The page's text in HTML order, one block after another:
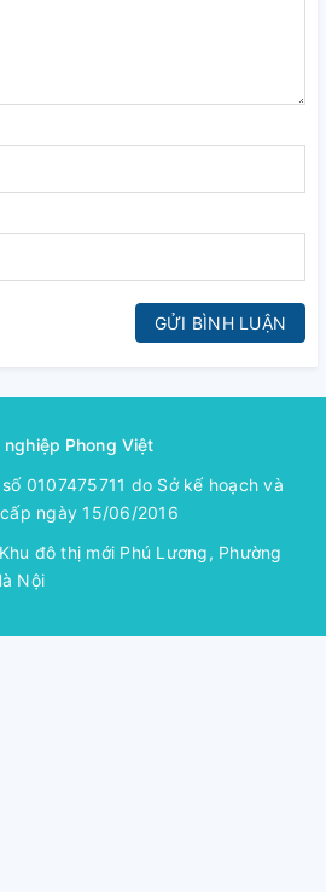
GỬI BÌNH LUẬN
Phong Việt
0107475711 do Sở kế hoạch và
ngày 15/06/2016
đô thị mới Phú Lương, Phường
Nội